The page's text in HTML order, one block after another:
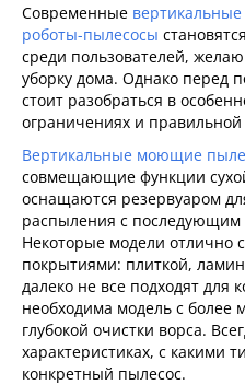
Современные
роботы-пылесосы
среди пользователей,
уборку дома. Однако перед
стоит разобраться в
ограничениях и правильной
Вертикальные моющие
совмещающие функции
оснащаются резервуаром
распыления с последующим
Некоторые модели отлично
покрытиями: плиткой,
далеко не все подходят для
необходима модель с
глубокой очистки ворса.
характеристиках, с какими
конкретный пылесос.